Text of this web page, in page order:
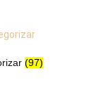
(97)